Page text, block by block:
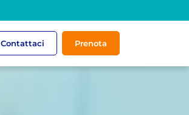
Contattaci Prenota